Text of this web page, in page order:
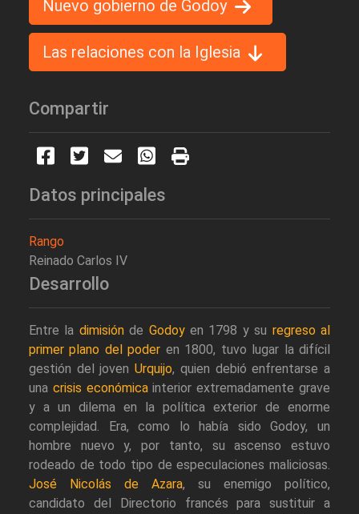
Nuevo gobierno de Godoy
Las relaciones con la Iglesia
Compartir
Datos principales
Rango
Reinado Carlos IV
Desarrollo
Entre la dimisiónde Godoyen 1798 y su regreso al
primer plano del poder en 1800, tuvo lugar la difícil
gestión del jovenUrquijo, quien debió enfrentarse a
una crisis económicainterior extremadamente grave
y a un dilema en la política exterior de enorme
complejidad. Era, como lo había sido Godoy, un
hombre nuevo y, por tanto, su ascenso estuvo
rodeado de todo tipo de especulaciones maliciosas.
José Nicolás de Azara, su enemigo político,
candidato del Directorio francés para sustituir a